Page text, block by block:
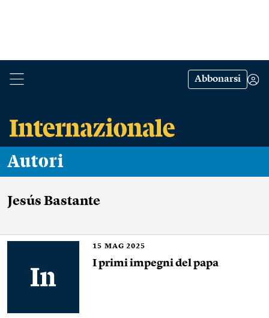
Abbonarsi
Autori
Jesús Bastante
15 MAG 2025
I primi impegni del papa